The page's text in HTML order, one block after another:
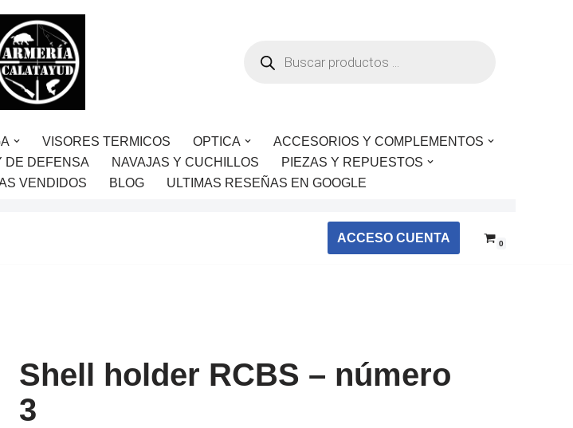
VISORES TERMICOS OPTICA
ACCESORIOS Y COMPLEMENTOS
DE DEFENSA NAVAJAS Y CUCHILLOS
PIEZAS Y REPUESTOS
VENDIDOS BLOG ULTIMAS RESEÑAS EN GOOGLE
ACCESO CUENTA 0
Shell holder RCBS – número
3